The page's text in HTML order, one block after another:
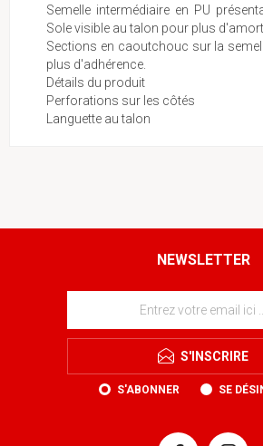
Semelle intermédiaire en PU
Sole visible au talon pour plus
Sections en caoutchouc sur la
plus d'adhérence.
Détails du produit
Perforations sur les côtés
Languette au talon
NEWSLETTER
S'INSCRIRE
S'ABONNER SE